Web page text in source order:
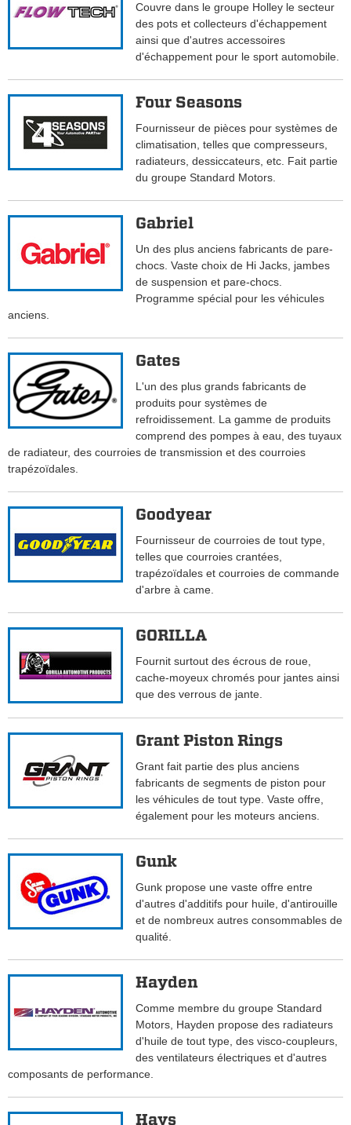
Couvre dans le groupe Holley le secteur
des pots et collecteurs d'échappement
ainsi que d'autres accessoires
d'échappement pour le sport automobile.
Four Seasons
Fournisseur de pièces pour systèmes de
climatisation, telles que compresseurs,
radiateurs, dessiccateurs, etc. Fait partie
du groupe Standard Motors.
Gabriel
Un des plus anciens fabricants de pare-
chocs. Vaste choix de Hi Jacks, jambes
de suspension et pare-chocs.
Programme spécial pour les véhicules
anciens.
Gates
L'un des plus grands fabricants de
produits pour systèmes de
refroidissement. La gamme de produits
comprend des pompes à eau, des tuyaux
de radiateur, des courroies de transmission et des courroies
trapézoïdales.
Goodyear
Fournisseur de courroies de tout type,
telles que courroies crantées,
trapézoïdales et courroies de commande
d'arbre à came.
GORILLA
Fournit surtout des écrous de roue,
cache-moyeux chromés pour jantes ainsi
que des verrous de jante.
Grant Piston Rings
Grant fait partie des plus anciens
fabricants de segments de piston pour
les véhicules de tout type. Vaste offre,
également pour les moteurs anciens.
Gunk
Gunk propose une vaste offre entre
d'autres d'additifs pour huile, d'antirouille
et de nombreux autres consommables de
qualité.
Hayden
Comme membre du groupe Standard
Motors, Hayden propose des radiateurs
d'huile de tout type, des visco-coupleurs,
des ventilateurs électriques et d'autres
composants de performance.
Hays